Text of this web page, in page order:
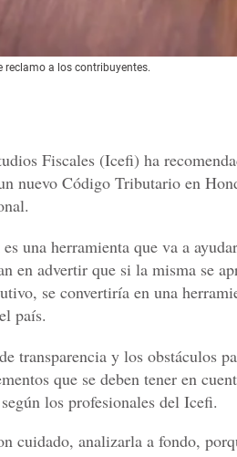
reclamo a los contribuyentes.
Fiscales (Icefi) ha
nuevo Código Tributario en
una herramienta que va a
en advertir que si la misma se
se convertiría en una
país.
transparencia y los obstáculos
que se deben tener en
los profesionales del Icefi.
cuidado, analizarla a fondo,